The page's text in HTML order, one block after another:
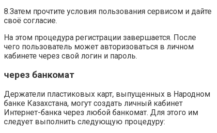
8.Затем прочтите условия пользования сервисом и дайте
своё согласие.
На этом процедура регистрации завершается. После
чего пользователь может авторизоваться в личном
кабинете через свой логин и пароль.
через банкомат
Держатели пластиковых карт, выпущенных в Народном
банке Казахстана, могут создать личный кабинет
Интернет-банка через любой банкомат. Для этого им
следует выполнить следующую процедуру: